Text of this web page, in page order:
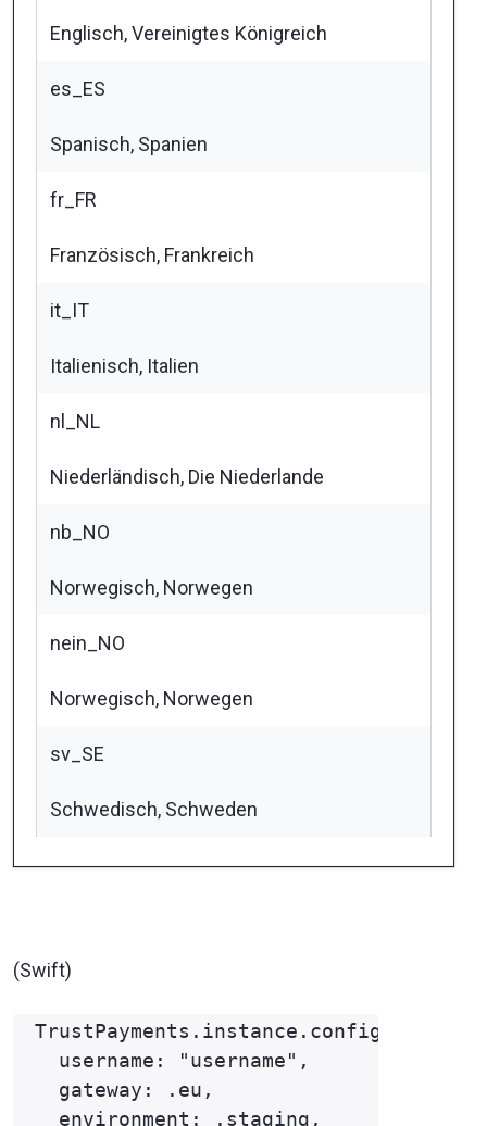
Englisch, Vereinigtes Königreich
es_ES
Spanisch, Spanien
fr_FR
Französisch, Frankreich
it_IT
Italienisch, Italien
nl_NL
Niederländisch, Die Niederlande
nb_NO
Norwegisch, Norwegen
nein_NO
Norwegisch, Norwegen
sv_SE
Schwedisch, Schweden
(Swift)
TrustPayments.instance.configure(
  username: "username",
  gateway: .eu,
  environment: .staging,